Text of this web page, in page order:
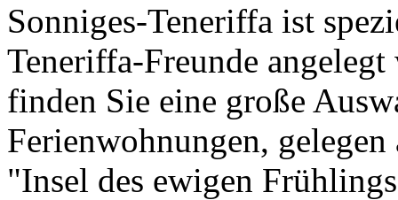
Sonniges-Teneriffa ist
Teneriffa-Freunde
finden Sie eine große
Ferienwohnungen,
"Insel des ewigen